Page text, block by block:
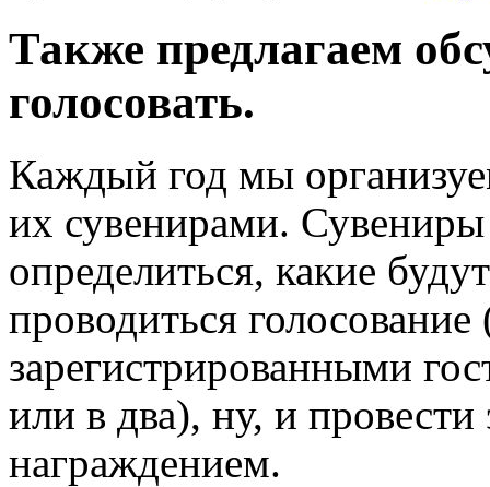
Также предлагаем
голосовать.
Каждый год мы
их сувенирами.
определиться, какие
проводиться
зарегистрированными
или в два), ну, и
награждением.